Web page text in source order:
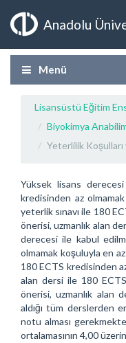
Anadolu
Menü
Lisansüstü Eğitim
Biyokimya
Yeterlilik Koşulları
Yüksek lisans
kredisinden az
yeterlik sınavı ile 180
önerisi, uzmanlık alan
derecesi ile kabul
olmamak koşuluyla en
180 ECTS kredisinden
alan dersi ile 180
önerisi, uzmanlık alan
aldığı tüm derslerden
notu alması
ortalamasının 4,00